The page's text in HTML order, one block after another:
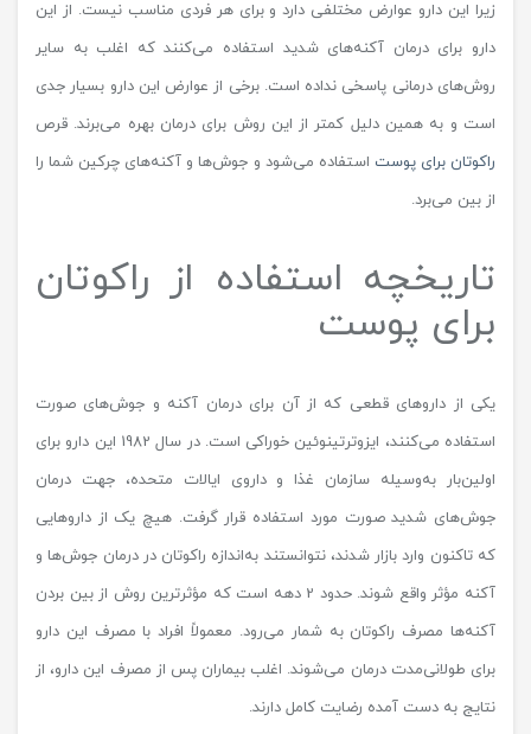
زیرا این دارو عوارض مختلفی دارد و برای هر فردی مناسب نیست. از این
دارو برای درمان آکنه‌های شدید استفاده می‌کنند که اغلب به سایر
روش‌های درمانی پاسخی نداده است. برخی از عوارض این دارو بسیار جدی
است و به همین دلیل کمتر از این روش برای درمان بهره می‌برند. قرص
راکوتان برای پوست استفاده می‌شود و جوش‌ها و آکنه‌های چرکین شما را
از بین می‌برد.
تاریخچه استفاده از راکوتان
برای پوست
یکی از داروهای قطعی که از آن برای درمان آکنه و جوش‌های صورت
استفاده می‌کنند، ایزوترتینوئین خوراکی است. در سال 1982 این دارو برای
اولین‌بار به‌وسیله سازمان غذا و داروی ایالات متحده، جهت درمان
جوش‌های شدید صورت مورد استفاده قرار گرفت. هیچ یک از داروهایی
که تاکنون وارد بازار شدند، نتوانستند به‌اندازه راکوتان در درمان جوش‌ها و
آکنه مؤثر واقع شوند. حدود 2 دهه است که مؤثرترین روش از بین بردن
آکنه‌ها مصرف راکوتان به شمار می‌رود. معمولاً افراد با مصرف این دارو
برای طولانی‌مدت درمان می‌شوند. اغلب بیماران پس از مصرف این دارو، از
نتایج به دست آمده رضایت کامل دارند.